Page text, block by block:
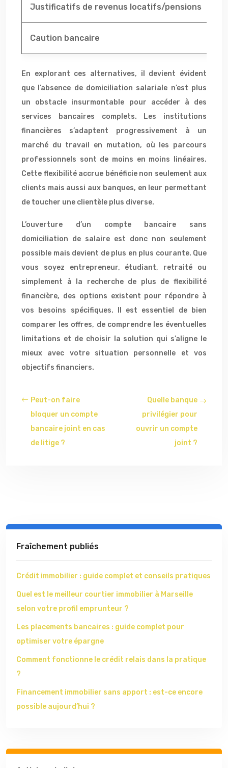
Justificatifs de revenus locatifs/pensions
Caution bancaire
En explorant ces alternatives, il devient évident
que l’absence de domiciliation salariale n’est plus
un obstacle insurmontable pour accéder à des
services bancaires complets. Les institutions
financières s’adaptent progressivement à un
marché du travail en mutation, où les parcours
professionnels sont de moins en moins linéaires.
Cette flexibilité accrue bénéficie non seulement aux
clients mais aussi aux banques, en leur permettant
de toucher une clientèle plus diverse.
L’ouverture d’un compte bancaire sans
domiciliation de salaire est donc non seulement
possible mais devient de plus en plus courante. Que
vous soyez entrepreneur, étudiant, retraité ou
simplement à la recherche de plus de flexibilité
financière, des options existent pour répondre à
vos besoins spécifiques. Il est essentiel de bien
comparer les offres, de comprendre les éventuelles
limitations et de choisir la solution qui s’aligne le
mieux avec votre situation personnelle et vos
objectifs financiers.
Peut-on faire
bloquer un compte
bancaire joint en cas
de litige ?
Quelle banque
privilégier pour
ouvrir un compte
joint ?
Fraîchement publiés
Crédit immobilier : guide complet et conseils pratiques
Quel est le meilleur courtier immobilier à Marseille
selon votre profil emprunteur ?
Les placements bancaires : guide complet pour
optimiser votre épargne
Comment fonctionne le crédit relais dans la pratique
?
Financement immobilier sans apport : est-ce encore
possible aujourd’hui ?